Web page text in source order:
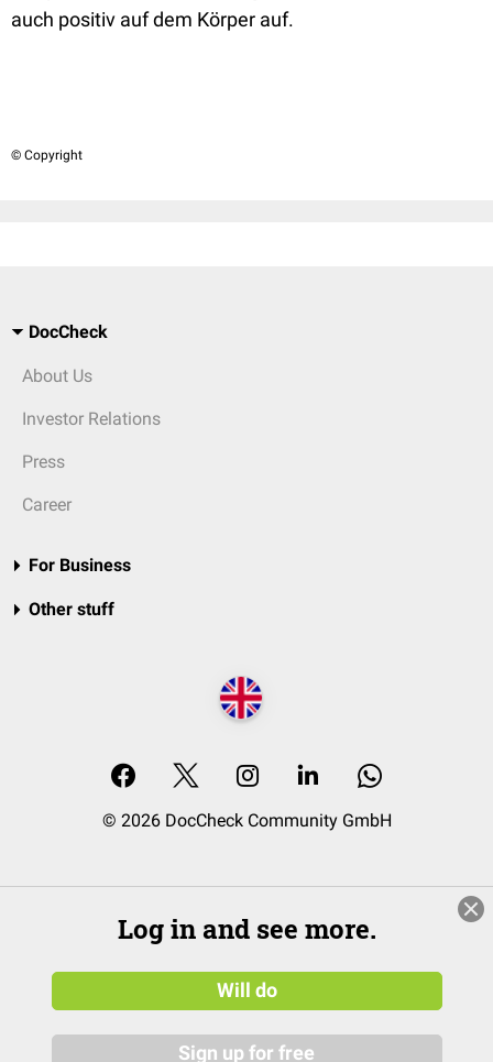
auch positiv auf dem Körper auf.
© Copyright
DocCheck
About Us
Investor Relations
Press
Career
For Business
Other stuff
© 2026 DocCheck Community GmbH
Log in and see more.
Will do
Sign up for free